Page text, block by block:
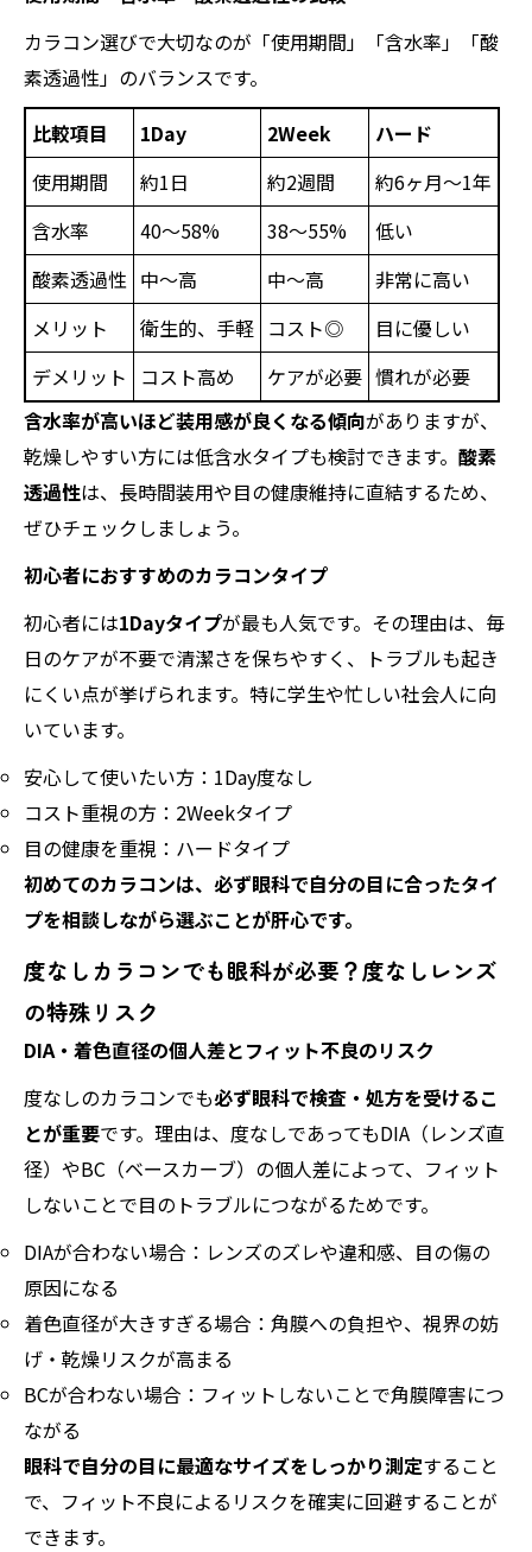
カラコン選びで大切なのが「使用期間」「含水率」「酸
素透過性」のバランスです。
比較項目
1Day 2Week
ハード
使用期間
約1日 約2週間
約6ヶ月〜1年
含水率
40〜58% 38〜55%
低い
酸素透過性 中〜高 中〜高
非常に高い
メリット
衛生的、手軽 コスト◎
目に優しい
デメリット
コスト高め ケアが必要 慣れが必要
含水率が高いほど装用感が良くなる傾向がありますが、
乾燥しやすい方には低含水タイプも検討できます。 酸素
透過性は、長時間装用や目の健康維持に直結するため、
ぜひチェックしましょう。
初心者におすすめのカラコンタイプ
初心者には1Dayタイプが最も人気です。その理由は、毎
日のケアが不要で清潔さを保ちやすく、トラブルも起き
にくい点が挙げられます。特に学生や忙しい社会人に向
いています。
安心して使いたい方：1Day度なし
コスト重視の方：2Weekタイプ
目の健康を重視：ハードタイプ
初めてのカラコンは、必ず眼科で自分の目に合ったタイ
プを相談しながら選ぶことが肝心です。
度なしカラコンでも眼科が必要？度なしレンズ
の特殊リスク
DIA・着色直径の個人差とフィット不良のリスク
度なしのカラコンでも必ず眼科で検査・処方を受けるこ
とが重要です。理由は、度なしであってもDIA（レンズ直
径）やBC（ベースカーブ）の個人差によって、フィット
しないことで目のトラブルにつながるためです。
DIAが合わない場合：レンズのズレや違和感、目の傷の
原因になる
着色直径が大きすぎる場合：角膜への負担や、視界の妨
げ・乾燥リスクが高まる
BCが合わない場合：フィットしないことで角膜障害につ
ながる
眼科で自分の目に最適なサイズをしっかり測定すること
で、フィット不良によるリスクを確実に回避することが
できます。